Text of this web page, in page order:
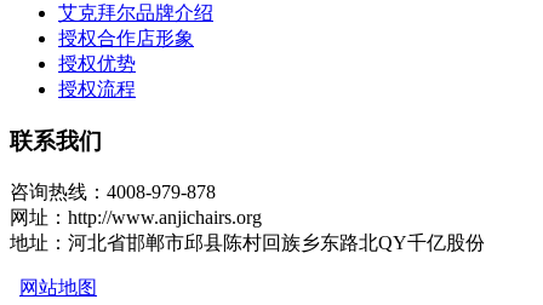
艾克拜尔品牌介绍
授权合作店形象
授权优势
授权流程
联系我们
咨询热线：4008-979-878
网址：http://www.anjichairs.org
地址：河北省邯郸市邱县陈村回族乡东路北QY千亿股份
网站地图